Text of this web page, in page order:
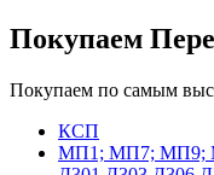
Покупаем
Покупаем по самым
КСП
МП1; МП7; МП9;